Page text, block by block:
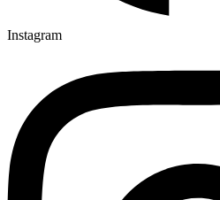
Instagram